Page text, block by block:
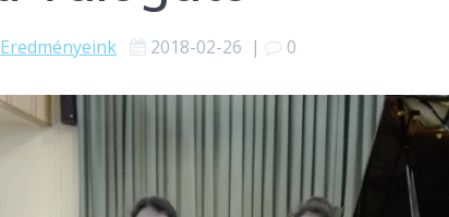
Eredményeink 2018-02-26 | 0